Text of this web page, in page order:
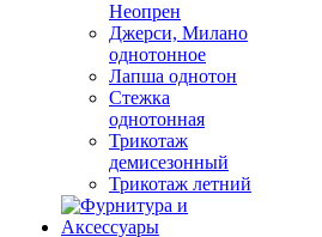
Неопрен
Джерси, Милано
однотонное
Лапша однотон
Стежка
однотонная
Трикотаж
демисезонный
Трикотаж летний